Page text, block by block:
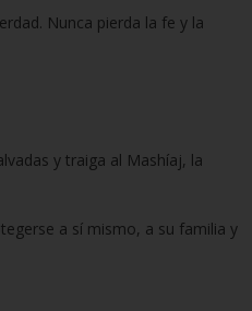
Nunca pierda la fe y la
y traiga al Mashíaj, la
a sí mismo, a su familia y